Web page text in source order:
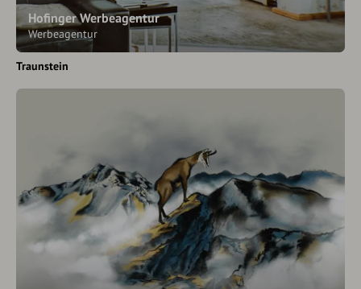
Hofinger Werbeagentur
Werbeagentur
Traunstein